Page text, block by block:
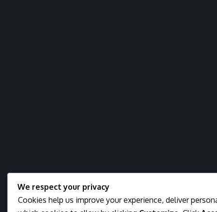
We respect your privacy
Cookies help us improve your experience, deliver